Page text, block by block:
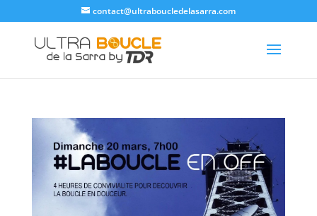
contact@ultraboucledelasarra.com